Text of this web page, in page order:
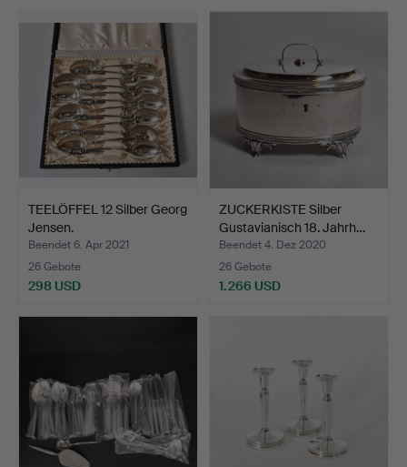
TEELÖFFEL 12 Silber Georg
Jensen.
Beendet 6. Apr 2021
26 Gebote
298 USD
ZUCKERKISTE Silber
Gustavianisch 18. Jahrh…
Beendet 4. Dez 2020
26 Gebote
1.266 USD